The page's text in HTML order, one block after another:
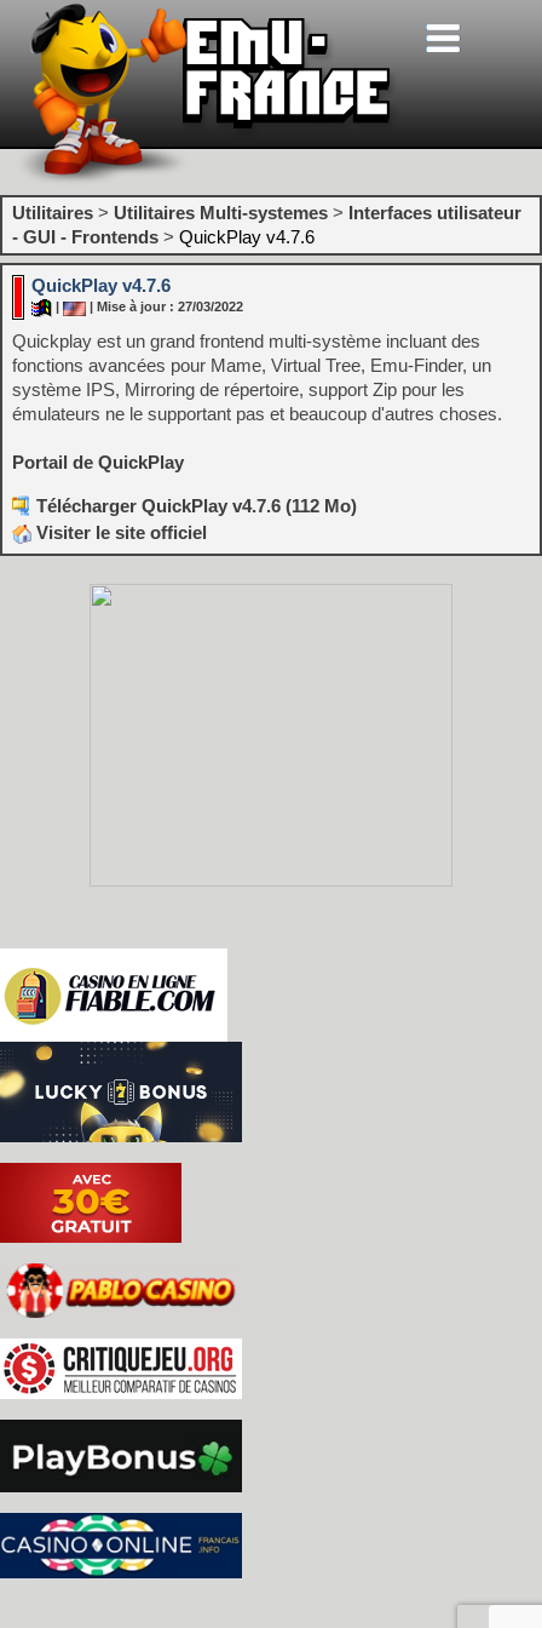
Utilitaires > Utilitaires Multi-systemes > Interfaces utilisateur
- GUI - Frontends > QuickPlay v4.7.6
QuickPlay v4.7.6
| Mise à jour : 27/03/2022
Quickplay est un grand frontend multi-système incluant des
fonctions avancées pour Mame, Virtual Tree, Emu-Finder, un
système IPS, Mirroring de répertoire, support Zip pour les
émulateurs ne le supportant pas et beaucoup d'autres choses.
Portail de QuickPlay
Télécharger QuickPlay v4.7.6 (112 Mo)
Visiter le site officiel